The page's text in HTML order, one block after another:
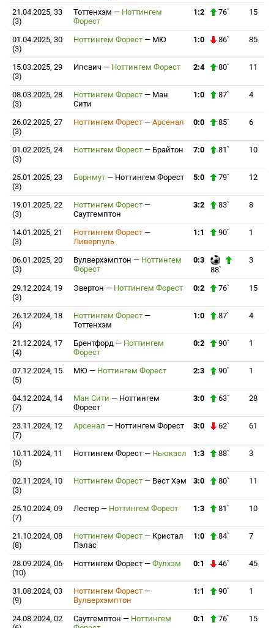
21.04.2025, 33
(3)
Тоттенхэм — Ноттингем
Форест
1:2 76` 15
01.04.2025, 30
(3)
Ноттингем Форест — МЮ 1:0 86` 85
15.03.2025, 29
(3)
Ипсвич — Ноттингем Форест 2:4 80` 11
08.03.2025, 28
(3)
Ноттингем Форест — Ман
Сити
1:0 87` 4
26.02.2025, 27
(3)
Ноттингем Форест — Арсенал 0:0 85` 6
01.02.2025, 24
(3)
Ноттингем Форест — Брайтон 7:0 81` 10
25.01.2025, 23
(3)
Борнмут — Ноттингем Форест 5:0 79` 12
19.01.2025, 22
(3)
Ноттингем Форест —
Саутгемптон
3:2 83` 8
14.01.2025, 21
(3)
Ноттингем Форест —
Ливерпуль
1:1 90` 1
06.01.2025, 20
(3)
Вулверхэмптон — Ноттингем
Форест
0:3
88`
3
29.12.2024, 19
(3)
Эвертон — Ноттингем Форест 0:2 76` 15
26.12.2024, 18
(4)
Ноттингем Форест —
Тоттенхэм
1:0 87` 4
21.12.2024, 17
(4)
Брентфорд — Ноттингем
Форест
0:2 90` 1
07.12.2024, 15
(5)
МЮ — Ноттингем Форест 2:3 90` 1
04.12.2024, 14
(7)
Ман Сити — Ноттингем
Форест
3:0 63` 28
23.11.2024, 12
(7)
Арсенал — Ноттингем Форест 3:0 62` 61
10.11.2024, 11
(5)
Ноттингем Форест — Ньюкасл 1:3 88` 3
02.11.2024, 10
(3)
Ноттингем Форест — Вест Хэм 3:0 80` 11
25.10.2024, 09
(7)
Лестер — Ноттингем Форест 1:3 81` 10
21.10.2024, 08
(8)
Ноттингем Форест — Кристал
Пэлас
1:0 84` 7
28.09.2024, 06
(10)
Ноттингем Форест — Фулхэм 0:1 46` 45
31.08.2024, 03
(9)
Ноттингем Форест —
Вулверхэмптон
1:1 90` 1
24.08.2024, 02
Саутгемптон — Ноттингем
0:1 76` 15